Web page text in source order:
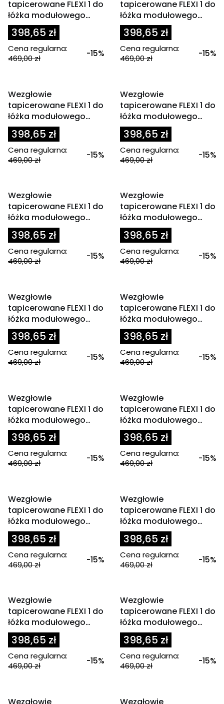
tapicerowane FLEXI 1 do
łóżka modułowego
80x200 cm zagłówek
zielony / oliwkowy
398,65 zł
Cena regularna:
469,00 zł
-15%
tapicerowane FLEXI 1 do
łóżka modułowego
90x200 cm brąz
398,65 zł
Cena regularna:
469,00 zł
-15%
Wezgłowie
tapicerowane FLEXI 1 do
łóżka modułowego
90x200 cm jasny beż
398,65 zł
Cena regularna:
469,00 zł
-15%
Wezgłowie
tapicerowane FLEXI 1 do
łóżka modułowego
90x200 cm jasny brąz
398,65 zł
Cena regularna:
469,00 zł
-15%
Wezgłowie
tapicerowane FLEXI 1 do
łóżka modułowego
90x200 cm jasny szary
398,65 zł
Cena regularna:
469,00 zł
-15%
Wezgłowie
tapicerowane FLEXI 1 do
łóżka modułowego
90x200 cm zagłówek
beżowy
398,65 zł
Cena regularna:
469,00 zł
-15%
Wezgłowie
tapicerowane FLEXI 1 do
łóżka modułowego
90x200 cm zagłówek
bordowe
398,65 zł
Cena regularna:
469,00 zł
-15%
Wezgłowie
tapicerowane FLEXI 1 do
łóżka modułowego
90x200 cm zagłówek
ciemny szary
398,65 zł
Cena regularna:
469,00 zł
-15%
Wezgłowie
tapicerowane FLEXI 1 do
łóżka modułowego
90x200 cm zagłówek
czarny
398,65 zł
Cena regularna:
469,00 zł
-15%
Wezgłowie
tapicerowane FLEXI 1 do
łóżka modułowego
90x200 cm zagłówek
czerwony
398,65 zł
Cena regularna:
469,00 zł
-15%
Wezgłowie
tapicerowane FLEXI 1 do
łóżka modułowego
90x200 cm zagłówek
fioletowe
398,65 zł
Cena regularna:
469,00 zł
-15%
Wezgłowie
tapicerowane FLEXI 1 do
łóżka modułowego
90x200 cm zagłówek
grafit
398,65 zł
Cena regularna:
469,00 zł
-15%
Wezgłowie
tapicerowane FLEXI 1 do
łóżka modułowego
90x200 cm zagłówek
granatowy
398,65 zł
Cena regularna:
469,00 zł
-15%
Wezgłowie
tapicerowane FLEXI 1 do
łóżka modułowego
90x200 cm zagłówek
granatowy
398,65 zł
Cena regularna:
469,00 zł
-15%
Wezgłowie Wezgłowie